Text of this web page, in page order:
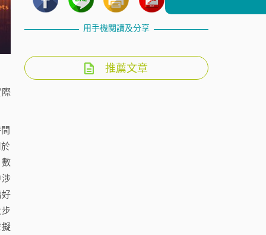
用手機閱讀及分享
推薦文章